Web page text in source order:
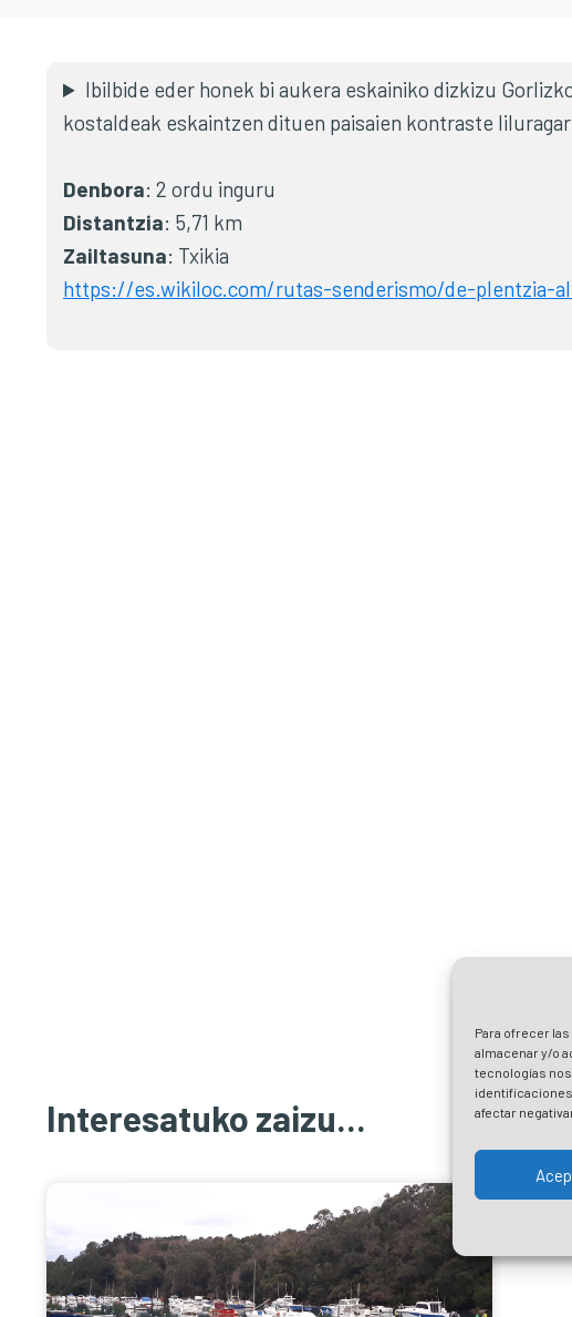
Para ofrecer
almacenar y/o
tecnologías
afectar
Ibilbide eder honek bi aukera eskainiko dizkizu
kostaldeak eskaintzen dituen paisaien kontraste
Denbora: 2 ordu inguru
Distantzia: 5,71 km
Zailtasuna: Txikia
https://es.wikiloc.com/rutas-senderismo/de-plentzia-
Interesatuko zaizu...